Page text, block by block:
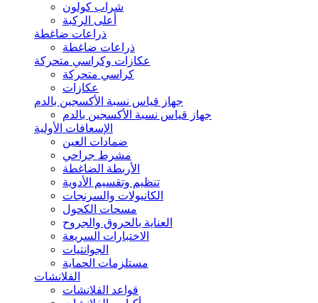
شراب كولون
أعلى الركبة
ذراعات ضاغطة
ذراعات ضاغطة
عكازات وكراسي متحركة
كراسي متحركة
عكازات
جهاز قياس نسبة الأكسجين بالدم
جهاز قياس نسبة الأكسجين بالدم
الإسعافات الأولية
ضمادات العين
مشرط جراحي
الأربطة الضاغطة
تنظيم وتقسيم الأدوية
الكانيولات والسرنجات
مسحات الكحول
العناية بالحروق والجروح
الاختبارات السريعة
الجوانتيات
مستلزمات الحماية
الفلانشات
قواعد الفلانشات